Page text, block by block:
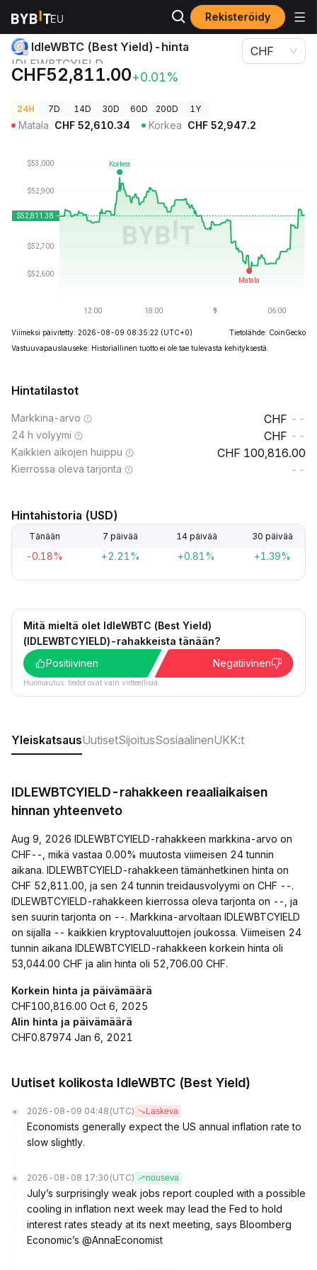
Rekisteröidy
Kryptohinnat IdleWBTC (Best Yield)-hinta IDLEWBTCYIELD
IdleWBTC (Best Yield)-hinta
IDLEWBTCYIELD
CHF52,811.00+0.01%
CHF
24H 7D 14D 30D 60D 200D 1Y
Matala CHF 52,610.34 Korkea CHF 52,947.2
Viimeksi päivitetty: 2026-08-09 08:35:22 (UTC+0)
Tietolähde: CoinGecko
Vastuuvapauslauseke: Historiallinen tuotto ei ole tae tulevasta kehityksestä.
Hintatilastot
Markkina-arvo --
24 h volyymi --
Kaikkien aikojen huippu 100,816.00
Kierrossa oleva tarjonta --
Hintahistoria (USD)
Tänään 7 päivää 14 päivää 30 päivää
-0.18% +2.21% +0.81% +1.39%
Mitä mieltä olet IdleWBTC (Best Yield)
(IDLEWBTCYIELD)-rahakkeista tänään?
Positiivinen
Negatiivinen
Huomautus: tiedot ovat vain viitteellisiä.
YleiskatsausUutisetSijoitusSosiaalinenUKK:t
IDLEWBTCYIELD-rahakkeen reaaliaikaisen
hinnan yhteenveto
Aug 9, 2026 IDLEWBTCYIELD-rahakkeen markkina-arvo on
CHF--, mikä vastaa 0.00% muutosta viimeisen 24 tunnin
aikana. IDLEWBTCYIELD-rahakkeen tämänhetkinen hinta on
CHF 52,811.00, ja sen 24 tunnin treidausvolyymi on CHF --.
IDLEWBTCYIELD-rahakkeen kierrossa oleva tarjonta on --, ja
sen suurin tarjonta on --. Markkina-arvoltaan IDLEWBTCYIELD
on sijalla -- kaikkien kryptovaluuttojen joukossa. Viimeisen 24
tunnin aikana IDLEWBTCYIELD-rahakkeen korkein hinta oli
53,044.00 CHF ja alin hinta oli 52,706.00 CHF.
Korkein hinta ja päivämäärä
CHF100,816.00 Oct 6, 2025
Alin hinta ja päivämäärä
CHF0.87974 Jan 6, 2021
Uutiset kolikosta IdleWBTC (Best Yield)
2026-08-09 04:48 (UTC) Laskeva
Economists generally expect the US annual inflation rate to
slow slightly.
2026-08-08 17:30 (UTC) nouseva
July’s surprisingly weak jobs report coupled with a possible
cooling in inflation next week may lead the Fed to hold
interest rates steady at its next meeting, says Bloomberg
Economic’s @AnnaEconomist